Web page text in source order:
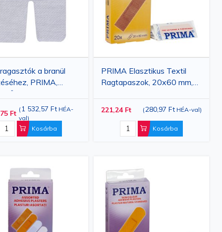
a branül
PRIMA,
ből, 8x6cm, 50 darab
Ft ( 1 532,57 Ft HÉA-
val)
Kosárba
PRIMA Elasztikus Textil
Ragtapaszok, 20x60 mm,
221,24 Ft (280,97 Ft HÉA-val)
Kosárba